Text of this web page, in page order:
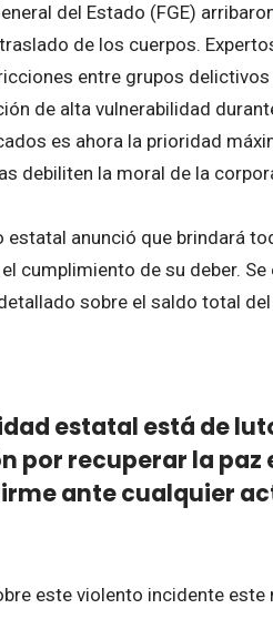
del Estado (FGE)
de los cuerpos.
entre grupos
de alta vulnerabilidad
es ahora la prioridad
debiliten la moral de la
estatal anunció que brindará
cumplimiento de su deber.
sobre el saldo total
estatal está de
por recuperar la paz
ante cualquier
este violento incidente este